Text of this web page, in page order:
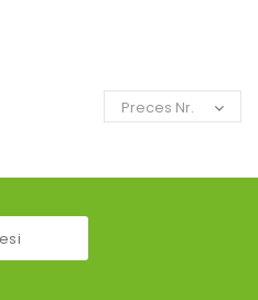
Preces Nr.